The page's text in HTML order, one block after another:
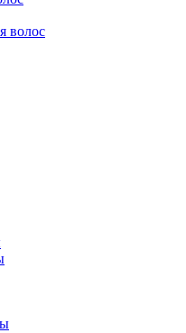
волос